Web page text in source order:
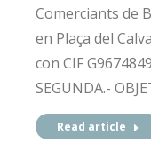
Comerciants de
en Plaça del
con CIF
SEGUNDA.-
Read article